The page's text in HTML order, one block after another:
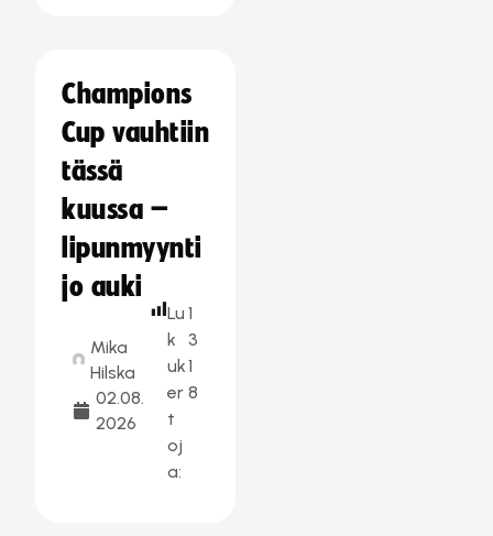
Champions
Cup vauhtiin
tässä
kuussa –
lipunmyynti
jo auki
Mika
Hilska
02.08.
2026
Lu
k
uk
er
t
oj
a:
1
3
1
8